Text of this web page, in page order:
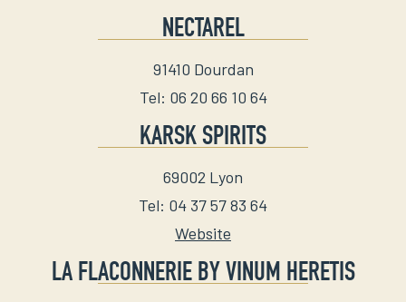
NECTAREL
91410 Dourdan
Tel: 06 20 66 10 64
KARSK SPIRITS
69002 Lyon
Tel: 04 37 57 83 64
Website
LA FLACONNERIE BY VINUM HERETIS